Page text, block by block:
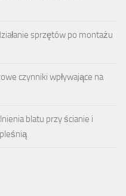
sprzętów po montażu
czynniki wpływające na
blatu przy ścianie i